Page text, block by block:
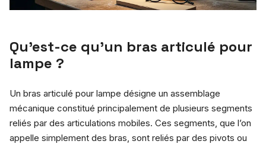
Qu’est-ce qu’un bras articulé pour
lampe ?
Un bras articulé pour lampe désigne un assemblage
mécanique constitué principalement de plusieurs segments
reliés par des articulations mobiles. Ces segments, que l’on
appelle simplement des bras, sont reliés par des pivots ou